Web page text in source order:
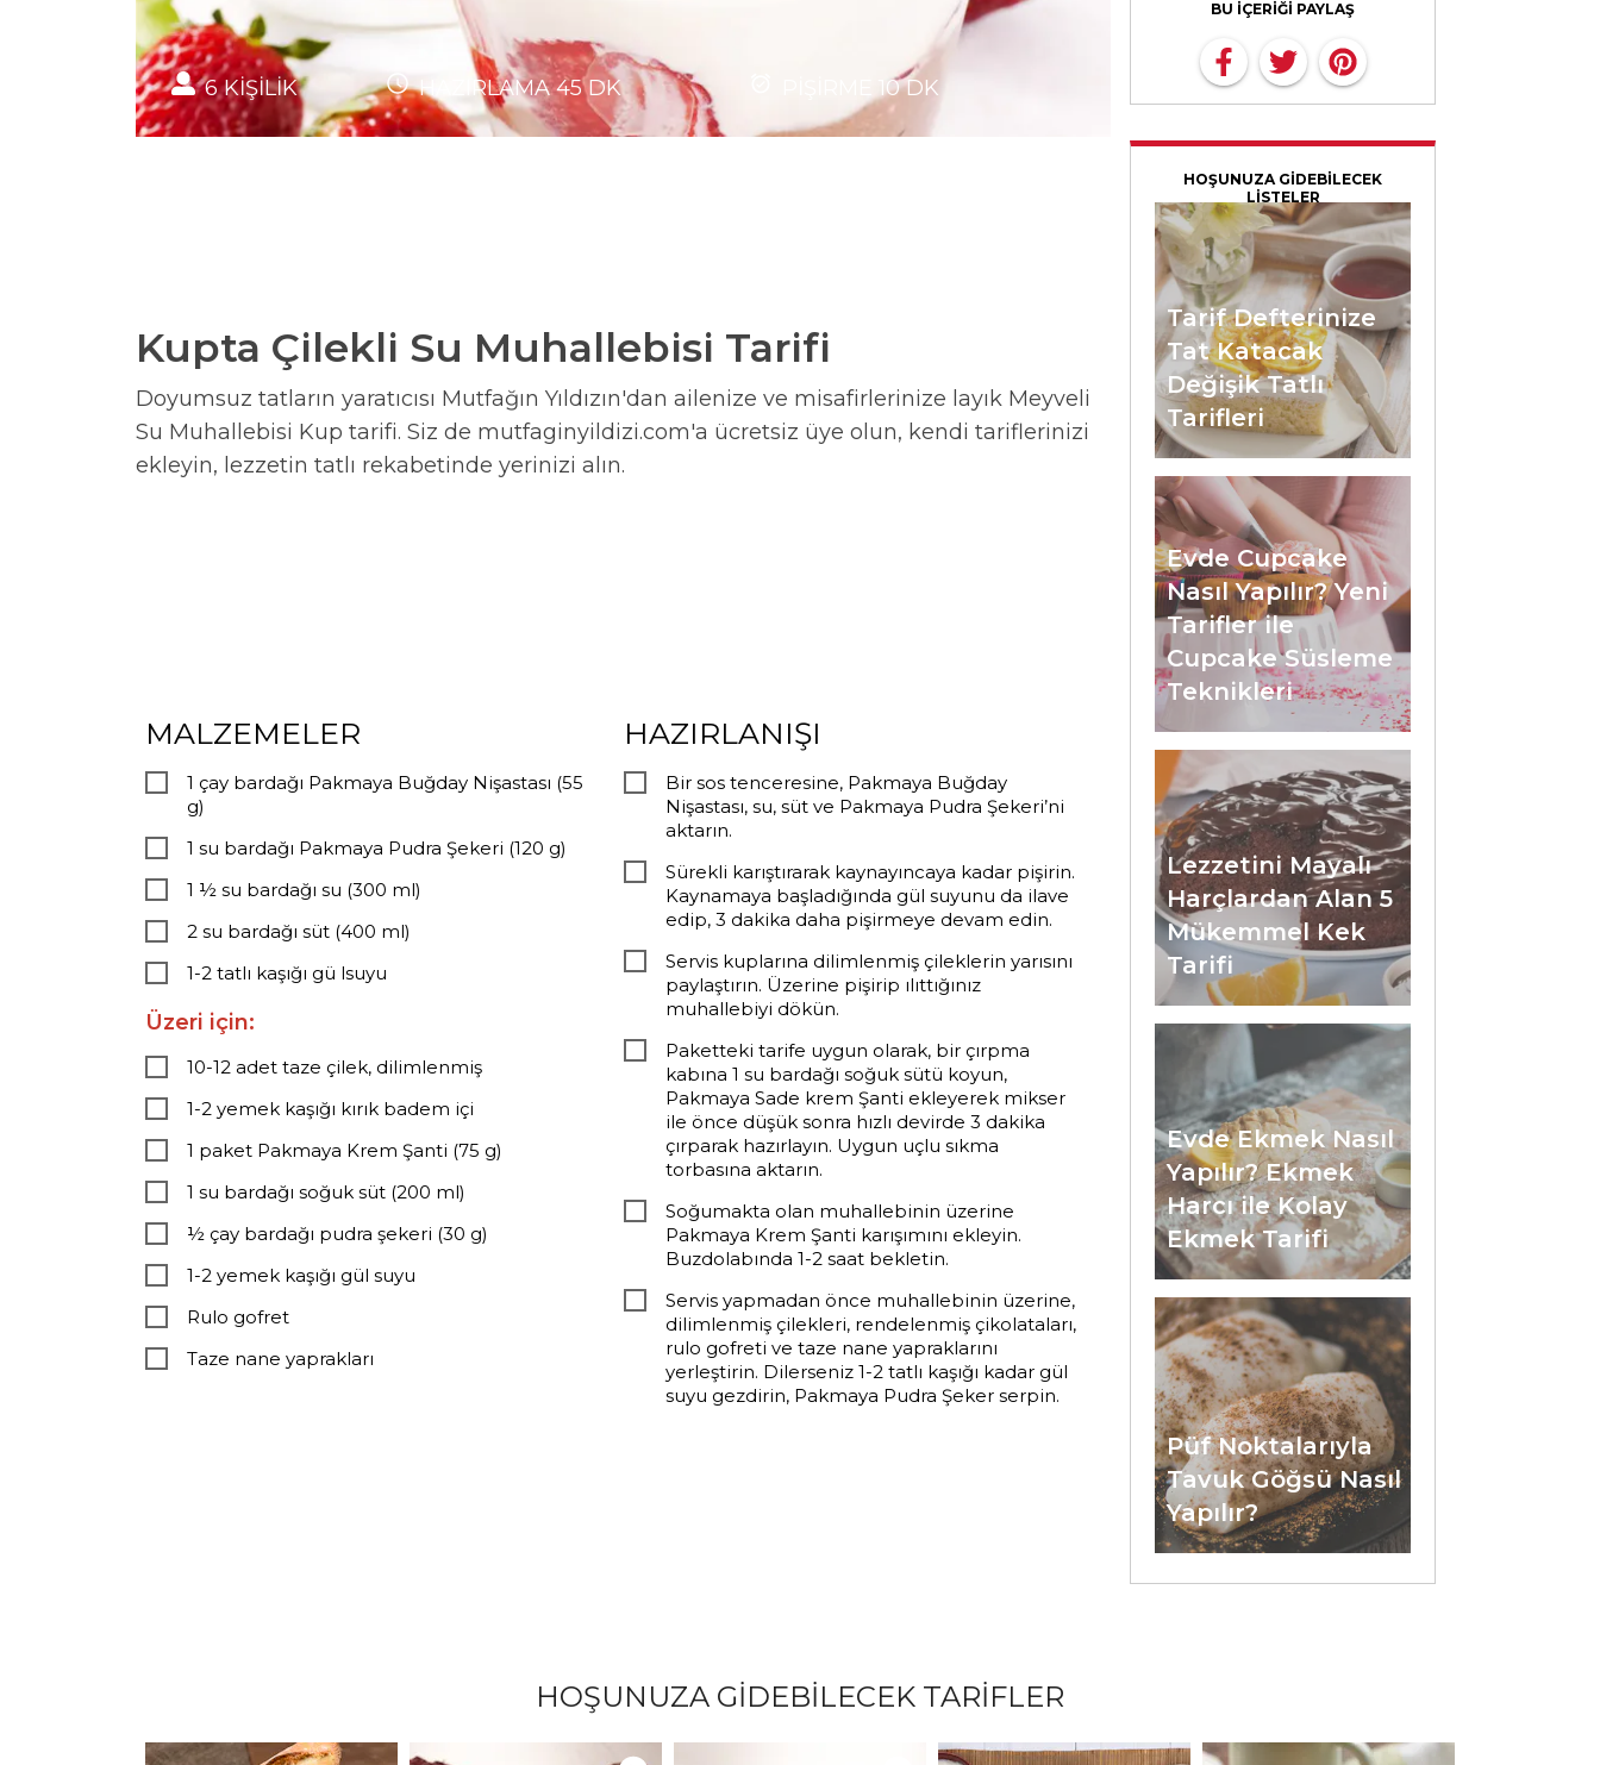
6 KİŞİLİK HAZIRLAMA 45 DK 10 DK
Kupta Çilekli Su Muhallebisi Tarifi
Doyumsuz tatların yaratıcısı Mutfağın Yıldızın'dan ailenize ve misafirlerinize layık Meyveli
Su Muhallebisi Kup tarifi. Siz de mutfaginyildizi.com'a ücretsiz üye olun, kendi tariflerinizi
ekleyin, lezzetin tatlı rekabetinde yerinizi alın.
MALZEMELER
1 çay bardağı Pakmaya Buğday Nişastası (55
g)
1 su bardağı Pakmaya Pudra Şekeri (120 g)
1 ½ su bardağı su (300 ml)
2 su bardağı süt (400 ml)
1-2 tatlı kaşığı gü lsuyu
Üzeri için:
10-12 adet taze çilek, dilimlenmiş
1-2 yemek kaşığı kırık badem içi
1 paket Pakmaya Krem Şanti (75 g)
1 su bardağı soğuk süt (200 ml)
½ çay bardağı pudra şekeri (30 g)
1-2 yemek kaşığı gül suyu
Rulo gofret
Taze nane yaprakları
HAZIRLANIŞI
Bir sos tenceresine, Pakmaya Buğday
Nişastası, su, süt ve Pakmaya Pudra Şekeri’ni
aktarın.
Sürekli karıştırarak kaynayıncaya kadar pişirin.
Kaynamaya başladığında gül suyunu da ilave
edip, 3 dakika daha pişirmeye devam edin.
Servis kuplarına dilimlenmiş çileklerin yarısını
paylaştırın. Üzerine pişirip ılıttığınız
muhallebiyi dökün.
Paketteki tarife uygun olarak, bir çırpma
kabına 1 su bardağı soğuk sütü koyun,
Pakmaya Sade krem Şanti ekleyerek mikser
ile önce düşük sonra hızlı devirde 3 dakika
çırparak hazırlayın. Uygun uçlu sıkma
torbasına aktarın.
Soğumakta olan muhallebinin üzerine
Pakmaya Krem Şanti karışımını ekleyin.
Buzdolabında 1-2 saat bekletin.
Servis yapmadan önce muhallebinin üzerine,
dilimlenmiş çilekleri, rendelenmiş çikolataları,
rulo gofreti ve taze nane yapraklarını
yerleştirin. Dilerseniz 1-2 tatlı kaşığı kadar gül
suyu gezdirin, Pakmaya Pudra Şeker serpin.
BU İÇERİĞİ PAYLAŞ
HOŞUNUZA GİDEBİLECEK
LİSTELER
Tarif Defterinize
Tat Katacak
Değişik Tatlı
Tarifleri
Evde Cupcake
Nasıl Yapılır? Yeni
Tarifler ile
Cupcake Süsleme
Teknikleri
Lezzetini Mayalı
Harçlardan Alan 5
Mükemmel Kek
Tarifi
Evde Ekmek Nasıl
Yapılır? Ekmek
Harcı ile Kolay
Ekmek Tarifi
Püf Noktalarıyla
Tavuk Göğsü Nasıl
Yapılır?
HOŞUNUZA GİDEBİLECEK TARİFLER